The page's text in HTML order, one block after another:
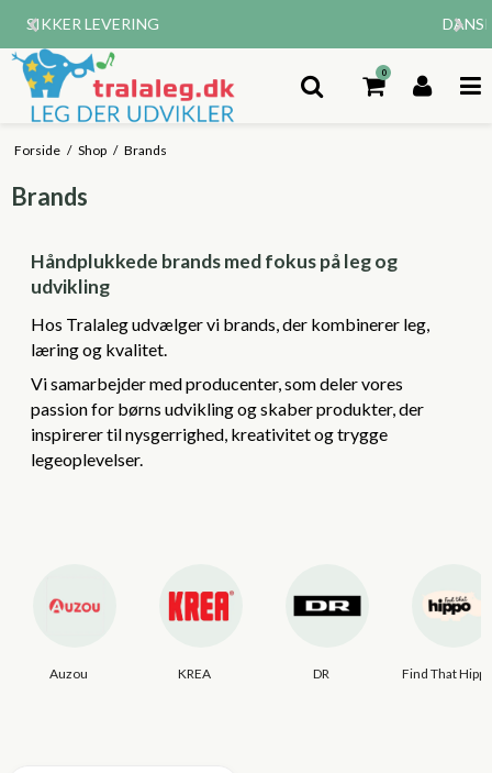
0
Forside / Shop / Brands
Brands
Håndplukkede brands med fokus på leg og
udvikling
Hos Tralaleg udvælger vi brands, der kombinerer leg,
læring og kvalitet.
Vi samarbejder med producenter, som deler vores
passion for børns udvikling og skaber produkter, der
inspirerer til nysgerrighed, kreativitet og trygge
legeoplevelser.
Auzou KREA DR Find That Hippo